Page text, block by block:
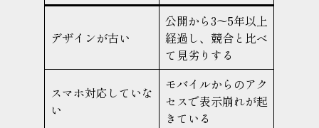
デザインが古い
公開から3〜5年以上
経過し、競合と比べ
て見劣りする
スマホ対応していな
い
モバイルからのアク
セスで表示崩れが起
きている